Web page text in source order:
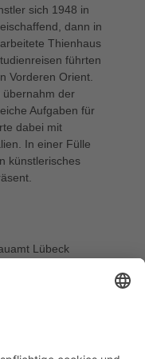
sich 1948 in
dann in
Thienhaus
führten
Vorderen Orient.
übernahm der
Aufgaben für
dabei mit
In einer Fülle
künstlerisches
Lübeck